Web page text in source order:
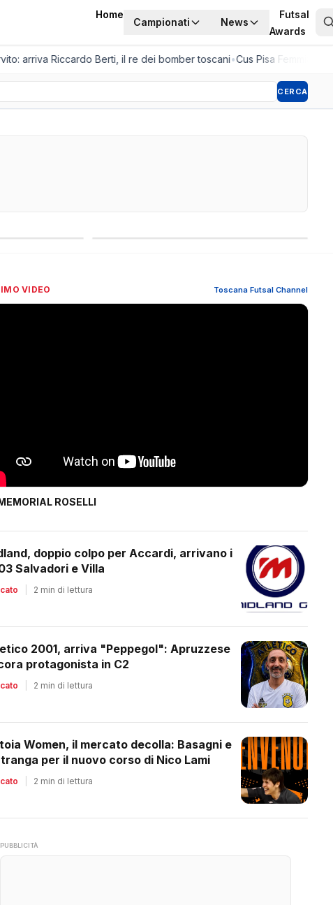
Home
Campionati News
Futsal
Awards
Riccardo Berti, il re dei bomber toscani•Cus Pisa Femminile, la
CERCA
VIDEO Toscana Futsal Channel
ROSELLI
doppio colpo per Accardi, arrivano i
Salvadori e Villa
2 min di lettura
2001, arriva "Peppegol": Apruzzese
protagonista in C2
2 min di lettura
Women, il mercato decolla: Basagni e
per il nuovo corso di Nico Lami
2 min di lettura
PUBBLICITÀ